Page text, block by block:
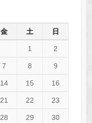
金 土 日
1 2
7 8 9
14 15 16
21 22 23
28 29 30